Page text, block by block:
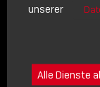
LINDY
Schreiben Sie
unserer
Alle Dienste